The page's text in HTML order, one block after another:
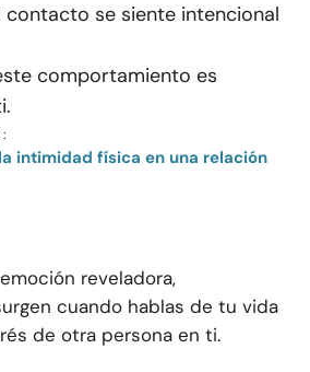
contacto se siente intencional
comportamiento es
intimidad física en una relación
reveladora,
cuando hablas de tu vida
de otra persona en ti.